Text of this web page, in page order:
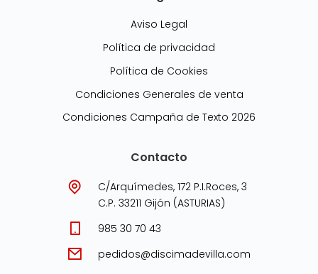
Aviso Legal
Política de privacidad
Política de Cookies
Condiciones Generales de venta
Condiciones Campaña de Texto 2026
Contacto
C/Arquímedes, 172 P.I.Roces, 3
C.P. 33211 Gijón (ASTURIAS)
985 30 70 43
pedidos@discimadevilla.com